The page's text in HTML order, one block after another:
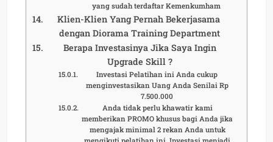
yang sudah terdaftar Kemenkumham
Klien-Klien Yang Pernah Bekerjasama
dengan Diorama Training Department
Berapa Investasinya Jika Saya Ingin
Upgrade Skill ?
Investasi Pelatihan ini Anda cukup
menginvestasikan Uang Anda Senilai Rp
7.500.000
Anda tidak perlu khawatir kami
memberikan PROMO khusus bagi Anda jika
mengajak minimal 2 rekan Anda untuk